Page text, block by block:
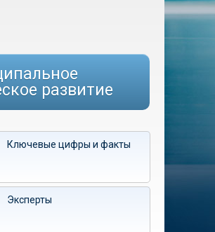
развитие
Ключевые цифры и факты
Эксперты